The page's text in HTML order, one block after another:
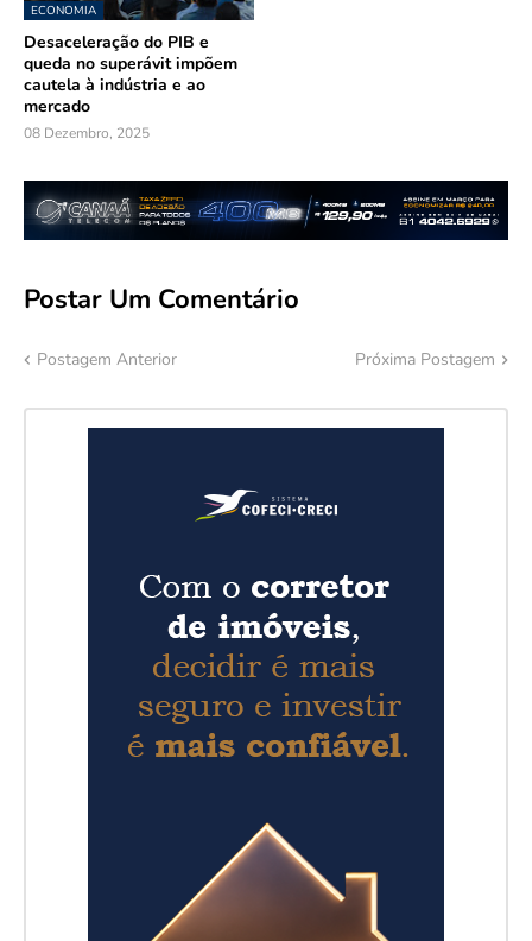
ECONOMIA
Desaceleração do PIB e
queda no superávit impõem
cautela à indústria e ao
mercado
08 Dezembro, 2025
Postar Um Comentário
Postagem Anterior Próxima Postagem